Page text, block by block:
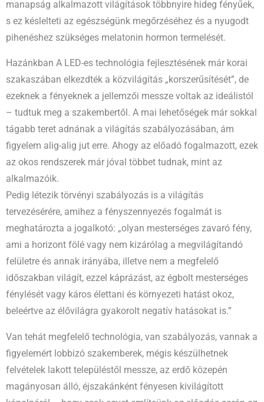
manapság alkalmazott világítások többnyire hideg fényűek,
s ez késlelteti az egészségünk megőrzéséhez és a nyugodt
pihenéshez szükséges melatonin hormon termelését.
Hazánkban A LED-es technológia fejlesztésének már korai
szakaszában elkezdték a közvilágítás „korszerűsítését”, de
ezeknek a fényeknek a jellemzői messze voltak az ideálistól
– tudtuk meg a szakembertől. A mai lehetőségek már sokkal
tágabb teret adnának a világítás szabályozásában, ám
figyelem alig-alig jut erre. Ahogy az előadó fogalmazott, ezek
az okos rendszerek már jóval többet tudnak, mint az
alkalmazóik.
Pedig létezik törvényi szabályozás is a világítás
tervezésérére, amihez a fényszennyezés fogalmát is
meghatározta a jogalkotó: „olyan mesterséges zavaró fény,
ami a horizont fölé vagy nem kizárólag a megvilágítandó
felületre és annak irányába, illetve nem a megfelelő
időszakban világít, ezzel káprázást, az égbolt mesterséges
fénylését vagy káros élettani és környezeti hatást okoz,
beleértve az élővilágra gyakorolt negatív hatásokat is.”
Van tehát megfelelő technológia, van szabályozás, vannak a
figyelemért lobbizó szakemberek, mégis készülhetnek
felvételek lakott településtől messze, az erdő közepén
magányosan álló, éjszakánként fényesen kivilágított